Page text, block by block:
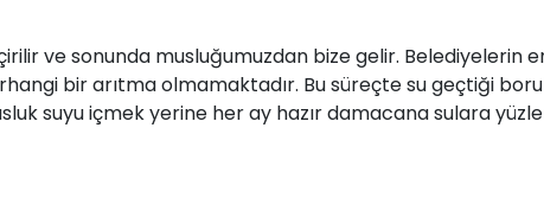
ve sonunda musluğumuzdan bize gelir. Belediyelerin
bir arıtma olmamaktadır. Bu süreçte su geçtiği
suyu içmek yerine her ay hazır damacana sulara